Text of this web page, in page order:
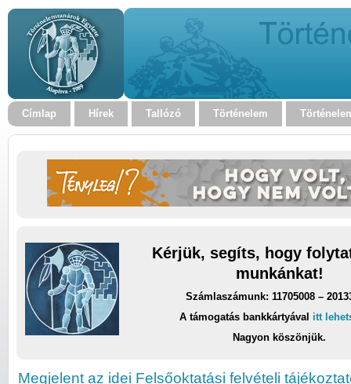
Címlap Hírek Tallózó Történelem
Kérjük, segíts, hogy
munkánkat!
Számlaszámunk: 11705008 –
A támogatás bankkártyával itt
Nagyon köszönjük.
Megjelent az idei Felsőoktatási felvételi